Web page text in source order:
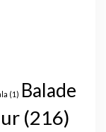
(1) Balade
(216)